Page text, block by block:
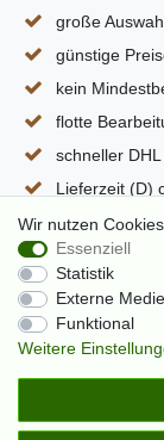
große
günstige
kein
flotte
schneller
Lieferzeit (D)
alle Seiten
Wir nutzen
Essenziell
Statistik
Externe
Funktional
Weitere